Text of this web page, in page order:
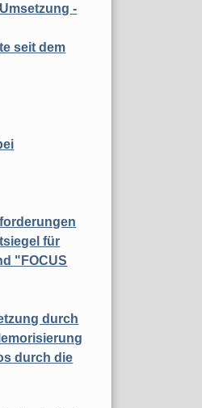
-
seit dem
für
"FOCUS
durch
durch die